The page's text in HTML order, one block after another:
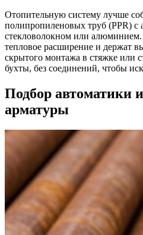
Отопительную систему лучше
полипропиленовых труб (PPR) с
стекловолокном или
тепловое расширение и держат
скрытого монтажа в стяжке или
бухты, без соединений, чтобы
Подбор автоматики
арматуры